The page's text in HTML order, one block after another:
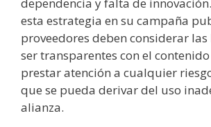
esta estrategia en su campaña
proveedores deben considerar las
ser transparentes con el
prestar atención a cualquier
que se pueda derivar del uso
alianza.